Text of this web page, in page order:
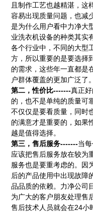
且制作工艺也越精湛，这
容易出现质量问题，也减
是为什么用户看中力净大
业洗衣机设备的种类其实
各个行业中，不同的大型
方，所以重要的是要选择
的需求，这些年一直都是
户群体覆盖的更加广泛了。
第二，性价比-------真正
的，也不是单纯的质量可
不仅仅是要看质量，同时
的满意才是重要的，如果
越是值得选择。
第三，售后服务-------当
应该把售后服务放在较为
服务也是要重考虑的。因
后的产品使用中出现故障
品品质的依赖。力净公司
为广大的客户朋友处理售
售后技术人员就会在24小